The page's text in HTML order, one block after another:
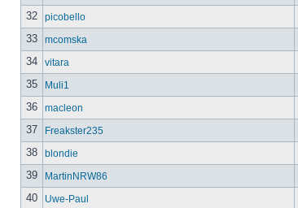
32
picobello
33
mcomska
34
vitara
35
Muli1
36
macleon
37
Freakster235
38
blondie
39
MartinNRW86
40
Uwe-Paul